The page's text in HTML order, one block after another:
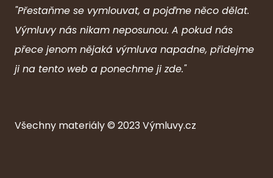
"Přestaňme se vymlouvat, a pojďme něco dělat.
Výmluvy nás nikam neposunou. A pokud nás
přece jenom nějaká výmluva napadne, přidejme
ji na tento web a ponechme ji zde."
Všechny materiály © 2023Výmluvy.cz